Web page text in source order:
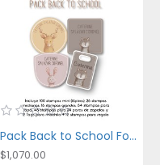
Pack Back to School Forest Animals
$1,070.00